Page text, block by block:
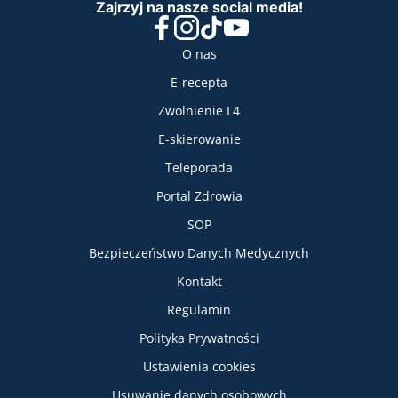
O nas
E-recepta
Zwolnienie L4
E-skierowanie
Teleporada
Portal Zdrowia
SOP
Bezpieczeństwo Danych Medycznych
Kontakt
Regulamin
Polityka Prywatności
Ustawienia cookies
Usuwanie danych osobowych
Zajrzyj na nasze social media!
Facebook
Instagram
TikTokYouTube